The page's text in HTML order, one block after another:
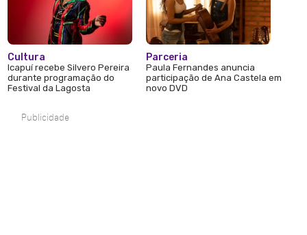
Cultura
Icapuí recebe Silvero Pereira
durante programação do
Festival da Lagosta
Parceria
Paula Fernandes anuncia
participação de Ana Castela em
novo DVD
Publicidade